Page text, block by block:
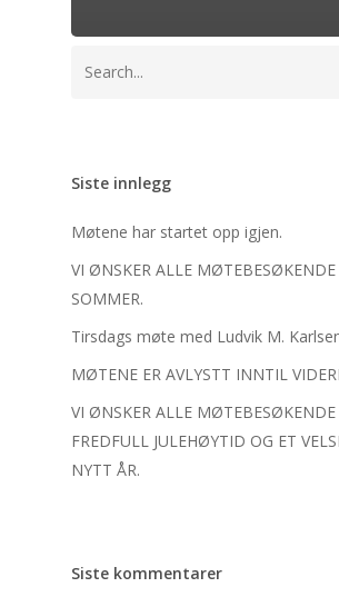
Siste innlegg
Møtene har startet opp igjen.
VI ØNSKER ALLE
SOMMER.
Tirsdags møte med Ludvik M.
MØTENE ER AVLYSTT INNTIL
VI ØNSKER ALLE MØTEBESØKENDE
FREDFULL JULEHØYTID OG ET
NYTT ÅR.
Siste kommentarer